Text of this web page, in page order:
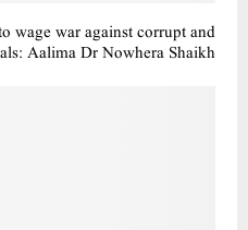
wage war against corrupt and
Aalima Dr Nowhera Shaikh